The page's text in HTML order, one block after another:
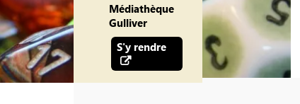
Médiathèque
Gulliver
S'y rendre